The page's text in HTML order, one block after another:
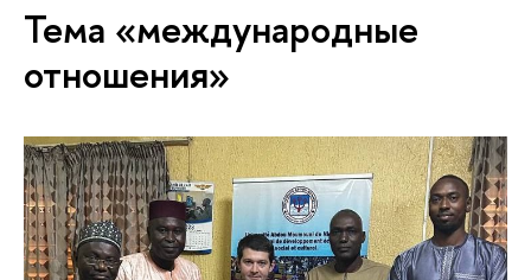
Тема «международные
отношения»